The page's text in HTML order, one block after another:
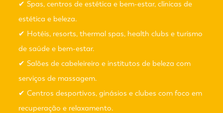
✔ Spas, centros de estética e bem-estar, clínicas de
estética e beleza.
✔ Hotéis, resorts, thermal spas, health clubs e turismo
de saúde e bem-estar.
✔ Salões de cabeleireiro e institutos de beleza com
serviços de massagem.
✔ Centros desportivos, ginásios e clubes com foco em
recuperação e relaxamento.